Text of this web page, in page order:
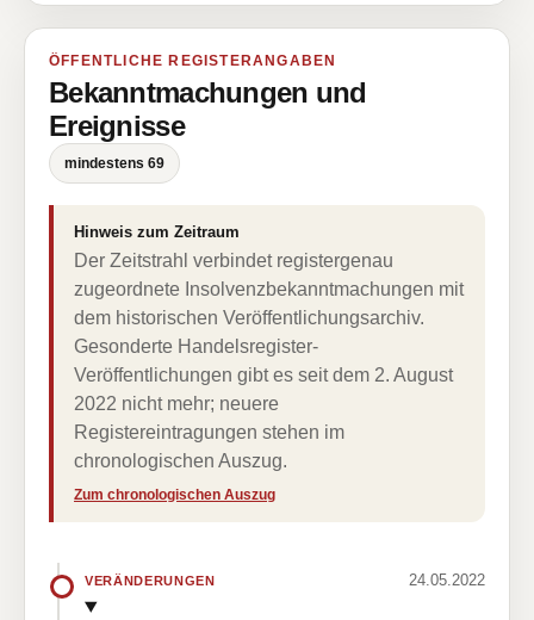
ÖFFENTLICHE REGISTERANGABEN
Bekanntmachungen und
Ereignisse
mindestens 69
Hinweis zum Zeitraum
Der Zeitstrahl verbindet registergenau
zugeordnete Insolvenzbekanntmachungen mit
dem historischen Veröffentlichungsarchiv.
Gesonderte Handelsregister-
Veröffentlichungen gibt es seit dem 2. August
2022 nicht mehr; neuere
Registereintragungen stehen im
chronologischen Auszug.
Zum chronologischen Auszug
VERÄNDERUNGEN 24.05.2022